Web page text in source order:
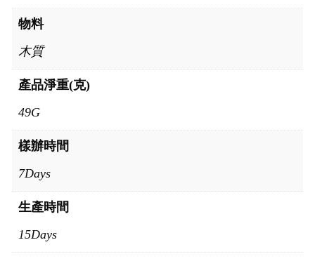
物料
木質
產品淨重(克)
49G
樣辦時間
7Days
生產時間
15Days